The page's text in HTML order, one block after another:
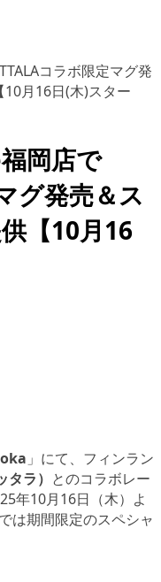
コラボ限定マグ発
月16日(木)スター
岡店で
グ発売＆ス
【10月16
」にて、フィンラン
ラ） とのコラボレー
年10月16日（木）よ
は期間限定のスペシャ